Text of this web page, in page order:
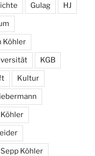
Gulag HJ
Köhler
KGB
Kultur
Sepp Köhler